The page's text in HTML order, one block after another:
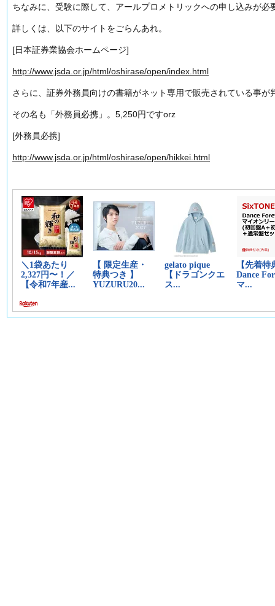
ちなみに、受験に際して、アールプロメトリックへの申し込みが必
詳しくは、以下のサイトをごらんあれ。
[日本証券業協会ホームページ]
http://www.jsda.or.jp/html/oshirase/open/index.html
さらに、証券外務員向けの書籍がネット専用で販売されている事が
その名も「外務員必携」。5,250円ですorz
[外務員必携]
http://www.jsda.or.jp/html/oshirase/open/hikkei.html